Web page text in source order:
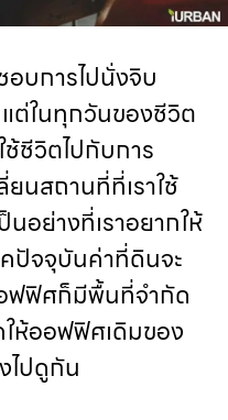
บการไปนั่งจิบ
ต่ในทุกวันของชีวิต
ช้ชีวิตไปกับการ
ยนสถานที่ที่เราใช้
อย่างที่เราอยากให้
ปัจจุบันค่าที่ดินจะ
ฟฟิศก็มีพื้นที่จำกัด
ห้ออฟฟิศเดิมของ
ไปดูกัน